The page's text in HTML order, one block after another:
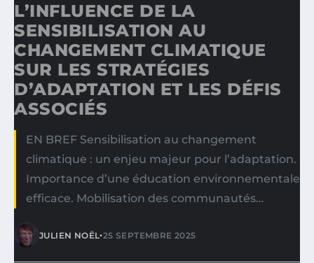
L’INFLUENCE DE LA
SENSIBILISATION AU
CHANGEMENT CLIMATIQUE
SUR LES STRATÉGIES
D’ADAPTATION ET LES DÉFIS
ASSOCIÉS
EN BREF Sensibilisation au changement
climatique : un enjeu majeur pour l’adaptation.
Importance d’une éducation environnementale
efficace. Mobilisation des communautés…
JULIEN NOËL•25 SEPTEMBRE 2025